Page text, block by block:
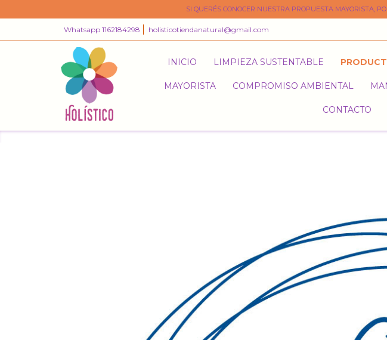
SI QUERÉS CONOCER NUESTRA PROPUESTA MAYORISTA,
Whatsapp 1162184298 holisticotiendanatural@gmail.com
INICIO LIMPIEZA SUSTENTABLE
MAYORISTA COMPROMISO AMBIENTAL
CONTACTO